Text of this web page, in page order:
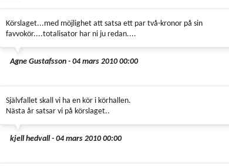
Körslaget...med möjlighet att satsa ett par två-kronor på sin
favvokör....totalisator har ni ju redan....
Agne Gustafsson - 04 mars 2010 00:00
Självfallet skall vi ha en kör i körhallen.
Nästa år satsar vi på körslaget..
kjell hedvall - 04 mars 2010 00:00